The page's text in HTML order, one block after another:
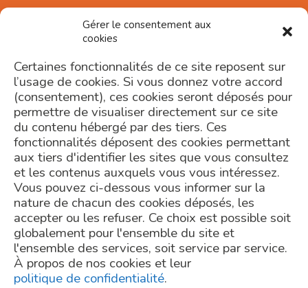
Gérer le consentement aux
cookies
Certaines fonctionnalités de ce site reposent sur
l’usage de cookies. Si vous donnez votre accord
(consentement), ces cookies seront déposés pour
permettre de visualiser directement sur ce site
du contenu hébergé par des tiers. Ces
fonctionnalités déposent des cookies permettant
aux tiers d'identifier les sites que vous consultez
et les contenus auxquels vous vous intéressez.
Vous pouvez ci-dessous vous informer sur la
nature de chacun des cookies déposés, les
accepter ou les refuser. Ce choix est possible soit
globalement pour l'ensemble du site et
l'ensemble des services, soit service par service.
À propos de nos cookies et leur
politique de confidentialité.